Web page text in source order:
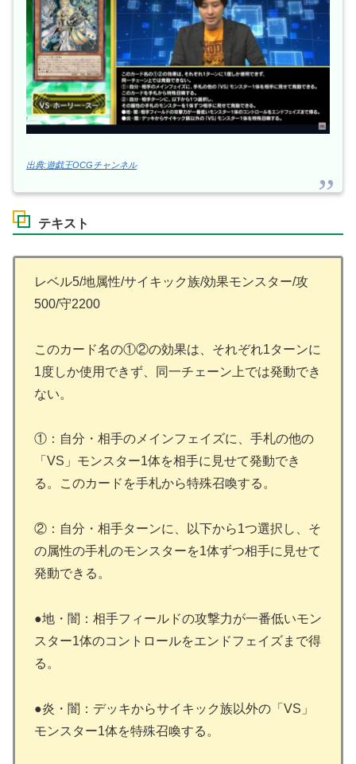
出典:遊戯王OCGチャンネル
テキスト
レベル5/地属性/サイキック族/効果モンスター/攻
500/守2200
このカード名の①②の効果は、それぞれ1ターンに
1度しか使用できず、同一チェーン上では発動でき
ない。
①：自分・相手のメインフェイズに、手札の他の
「VS」モンスター1体を相手に見せて発動でき
る。このカードを手札から特殊召喚する。
②：自分・相手ターンに、以下から1つ選択し、そ
の属性の手札のモンスターを1体ずつ相手に見せて
発動できる。
●地・闇：相手フィールドの攻撃力が一番低いモン
スター1体のコントロールをエンドフェイズまで得
る。
●炎・闇：デッキからサイキック族以外の「VS」
モンスター1体を特殊召喚する。